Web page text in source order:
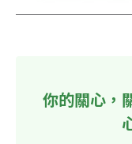
你的關心，